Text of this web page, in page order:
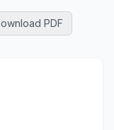
PDF